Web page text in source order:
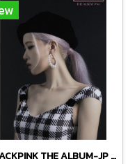
BLACKPINK THE ALBUM-JP ver.- ⑫ROSÉ Ver. -1CD